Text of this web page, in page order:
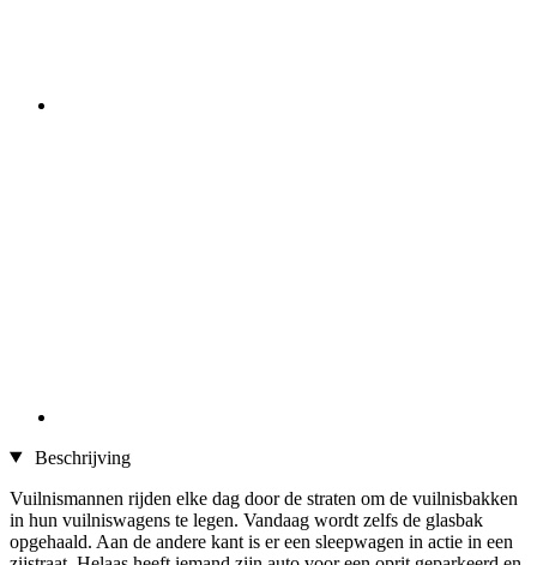
Beschrijving
Vuilnismannen rijden elke dag door de straten om de vuilnisbakken
in hun vuilniswagens te legen. Vandaag wordt zelfs de glasbak
opgehaald. Aan de andere kant is er een sleepwagen in actie in een